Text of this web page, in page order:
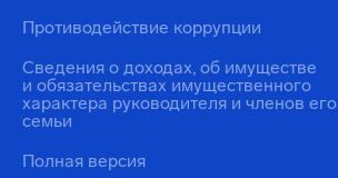
Противодействие коррупции
Сведения о доходах, об имуществе
и обязательствах имущественного
характера руководителя и членов его
семьи
Полная версия